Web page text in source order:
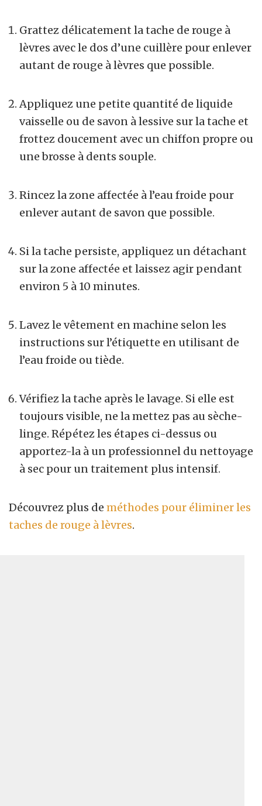
Grattez délicatement la tache de rouge à
lèvres avec le dos d’une cuillère pour enlever
autant de rouge à lèvres que possible.
Appliquez une petite quantité de liquide
vaisselle ou de savon à lessive sur la tache et
frottez doucement avec un chiffon propre ou
une brosse à dents souple.
Rincez la zone affectée à l’eau froide pour
enlever autant de savon que possible.
Si la tache persiste, appliquez un détachant
sur la zone affectée et laissez agir pendant
environ 5 à 10 minutes.
Lavez le vêtement en machine selon les
instructions sur l’étiquette en utilisant de
l’eau froide ou tiède.
Vérifiez la tache après le lavage. Si elle est
toujours visible, ne la mettez pas au sèche-
linge. Répétez les étapes ci-dessus ou
apportez-la à un professionnel du nettoyage
à sec pour un traitement plus intensif.
Découvrez plus de méthodes pour éliminer les
taches de rouge à lèvres.